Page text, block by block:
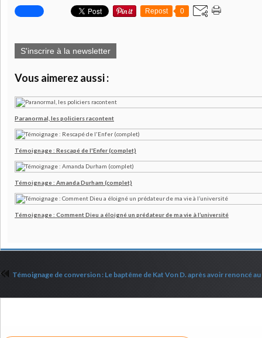
Repost 0
S'inscrire à la newsletter
Vous aimerez aussi :
Paranormal, les policiers racontent
Témoignage : Rescapé de l'Enfer (complet)
Témoignage : Amanda Durham (complet)
Témoignage : Comment Dieu a éloigné un prédateur de ma vie à l’université